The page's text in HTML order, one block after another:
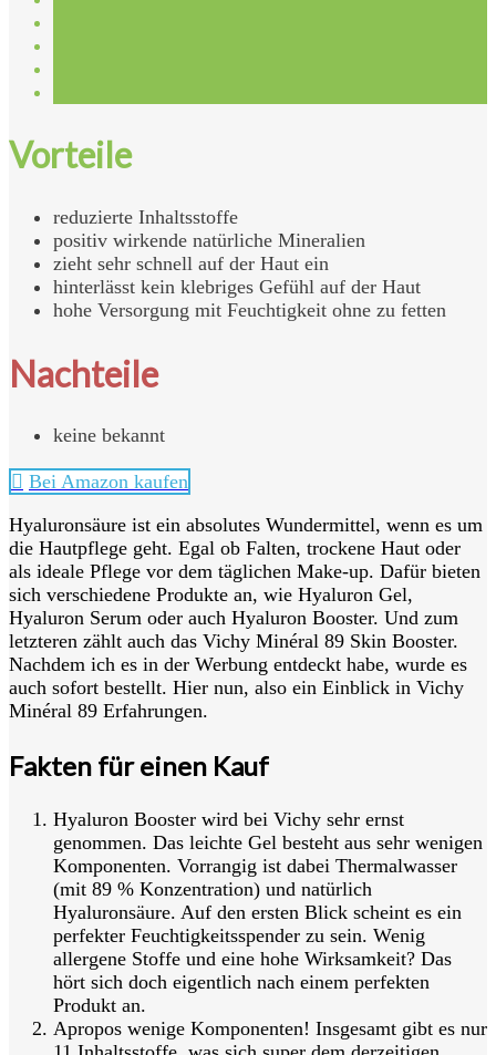
Vorteile
reduzierte Inhaltsstoffe
positiv wirkende natürliche Mineralien
zieht sehr schnell auf der Haut ein
hinterlässt kein klebriges Gefühl auf der Haut
hohe Versorgung mit Feuchtigkeit ohne zu fetten
Nachteile
keine bekannt
Bei Amazon kaufen
Hyaluronsäure ist ein absolutes Wundermittel, wenn es um
die Hautpflege geht. Egal ob Falten, trockene Haut oder
als ideale Pflege vor dem täglichen Make-up. Dafür bieten
sich verschiedene Produkte an, wie Hyaluron Gel,
Hyaluron Serum oder auch Hyaluron Booster. Und zum
letzteren zählt auch das Vichy Minéral 89 Skin Booster.
Nachdem ich es in der Werbung entdeckt habe, wurde es
auch sofort bestellt. Hier nun, also ein Einblick in Vichy
Minéral 89 Erfahrungen.
Fakten für einen Kauf
Hyaluron Booster wird bei Vichy sehr ernst
genommen. Das leichte Gel besteht aus sehr wenigen
Komponenten. Vorrangig ist dabei Thermalwasser
(mit 89 % Konzentration) und natürlich
Hyaluronsäure. Auf den ersten Blick scheint es ein
perfekter Feuchtigkeitsspender zu sein. Wenig
allergene Stoffe und eine hohe Wirksamkeit? Das
hört sich doch eigentlich nach einem perfekten
Produkt an.
Apropos wenige Komponenten! Insgesamt gibt es nur